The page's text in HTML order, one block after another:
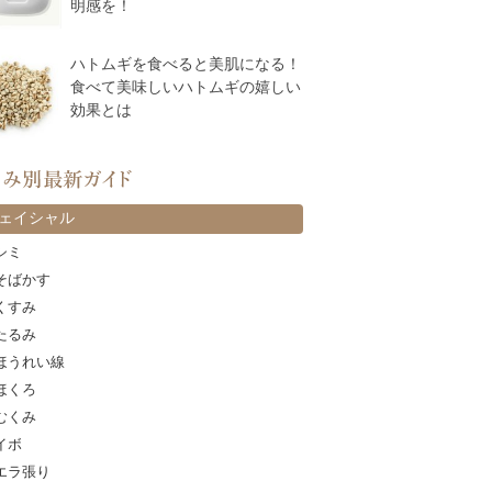
明感を！
ハトムギを食べると美肌になる！
食べて美味しいハトムギの嬉しい
効果とは
イシャル
ミ
ばかす
すみ
るみ
うれい線
くろ
くみ
ボ
ラ張り